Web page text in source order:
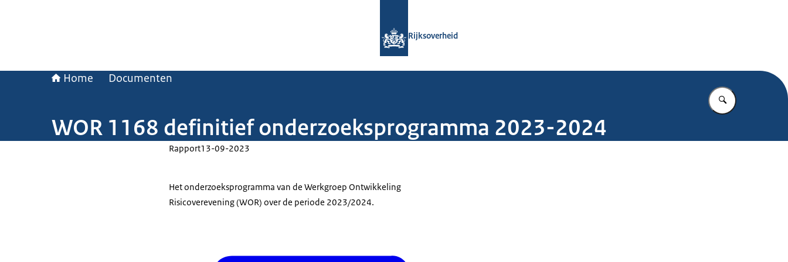
Rijksoverheid
Home Documenten
Vul in wat u
WOR 1168 definitief onderzoeksprogramma 2023-2024
Rapport13-09-2023
Het onderzoeksprogramma van de Werkgroep Ontwikkeling
Risicoverevening (WOR) over de periode 2023/2024.